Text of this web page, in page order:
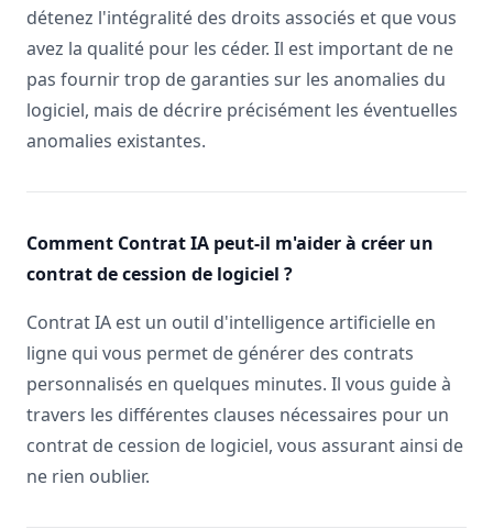
détenez l'intégralité des droits associés et que vous
avez la qualité pour les céder. Il est important de ne
pas fournir trop de garanties sur les anomalies du
logiciel, mais de décrire précisément les éventuelles
anomalies existantes.
Comment Contrat IA peut-il m'aider à créer un
contrat de cession de logiciel ?
Contrat IA est un outil d'intelligence artificielle en
ligne qui vous permet de générer des contrats
personnalisés en quelques minutes. Il vous guide à
travers les différentes clauses nécessaires pour un
contrat de cession de logiciel, vous assurant ainsi de
ne rien oublier.